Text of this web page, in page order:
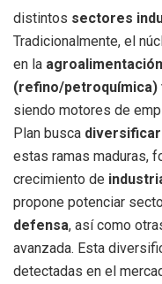
distintos sectores
Tradicionalmente, el
en la
(refino/petroquímica)
siendo motores de
Plan busca
estas ramas maduras,
crecimiento de
propone potenciar
defensa, así como
avanzada. Esta
detectadas en el